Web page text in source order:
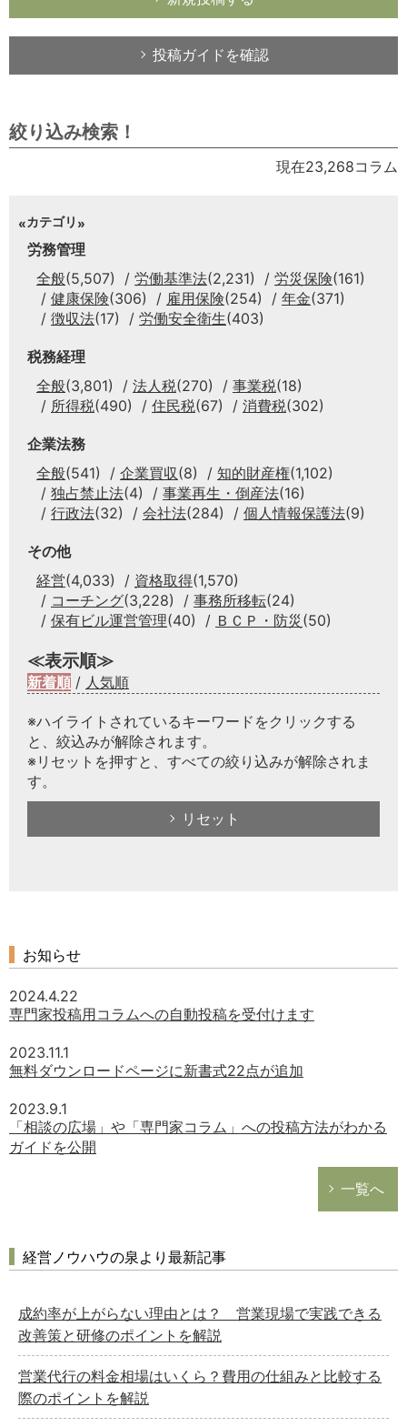
投稿ガイドを確認
絞り込み検索！
現在23,268コラム
カテゴリ
労務管理
全般(5,507) 労働基準法(2,231) 労災保険(161)
健康保険(306) 雇用保険(254) 年金(371)
徴収法(17) 労働安全衛生(403)
税務経理
全般(3,801) 法人税(270) 事業税(18)
所得税(490) 住民税(67) 消費税(302)
企業法務
全般(541) 企業買収(8) 知的財産権(1,102)
独占禁止法(4) 事業再生・倒産法(16)
行政法(32) 会社法(284) 個人情報保護法(9)
その他
経営(4,033) 資格取得(1,570)
コーチング(3,228) 事務所移転(24)
保有ビル運営管理(40) ＢＣＰ・防災 (50)
≪表示順≫
新着順 / 人気順
※ハイライトされているキーワードをクリックする
と、絞込みが解除されます。
※リセットを押すと、すべての絞り込みが解除されま
す。
リセット
お知らせ
2024.4.22
専門家投稿用コラムへの自動投稿を受付けます
2023.11.1
無料ダウンロードページに新書式22点が追加
2023.9.1
「相談の広場」や「専門家コラム」への投稿方法がわかる
ガイドを公開
一覧へ
経営ノウハウの泉より最新記事
成約率が上がらない理由とは？ 営業現場で実践できる
改善策と研修のポイントを解説
営業代行の料金相場はいくら？費用の仕組みと比較する
際のポイントを解説